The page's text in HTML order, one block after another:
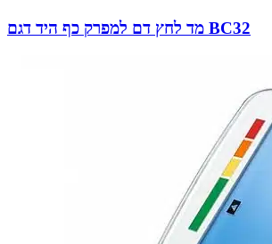
מד לחץ דם למפרק כף היד דגם BC32